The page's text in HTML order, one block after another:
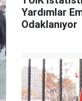
Yardımlar
Odaklanıyor